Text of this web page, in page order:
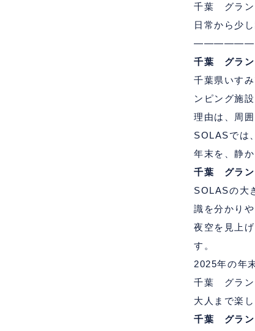
千葉 グラン
日常から少
千葉 グラン
千葉県いす
ンピング施
理由は、周
SOLASでは
年末を、静
千葉 グラン
SOLASの大
識を分かり
夜空を見上
す。
2025年の年
千葉 グラン
大人まで楽
千葉 グラン